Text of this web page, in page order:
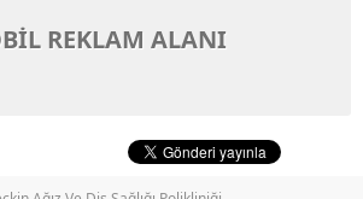
REKLAM ALANI